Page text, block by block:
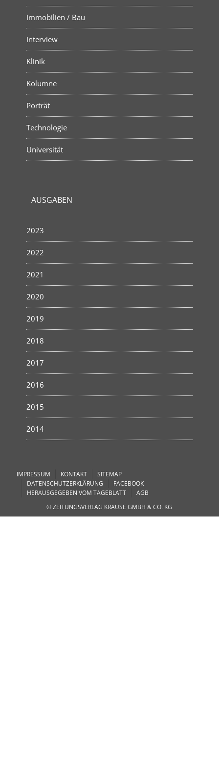
Immobilien / Bau
Interview
Klinik
Kolumne
Porträt
Technologie
Universität
AUSGABEN
2023
2022
2021
2020
2019
2018
2017
2016
2015
2014
IMPRESSUM KONTAKT
SITEMAP
DATENSCHUTZERKLÄRUNG
FACEBOOK
HERAUSGEGEBEN VOM TAGEBLATT
AGB
© ZEITUNGSVERLAG KRAUSE GMBH & CO. KG